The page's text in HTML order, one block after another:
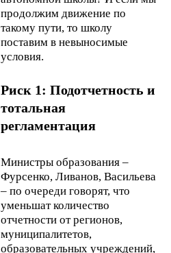
продолжим движение по
такому пути, то школу
поставим в невыносимые
условия.
Риск 1: Подотчетность и
тотальная
регламентация
Министры образования –
Фурсенко, Ливанов, Васильева
– по очереди говорят, что
уменьшат количество
отчетности от регионов,
муниципалитетов,
образовательных учреждений,